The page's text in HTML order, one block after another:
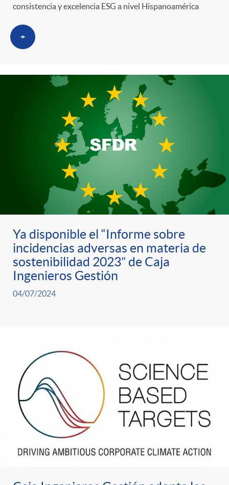
consistencia y excelencia ESG a nivel Hispanoamérica
+
Ya disponible el “Informe sobre
incidencias adversas en materia de
sostenibilidad 2023” de Caja
Ingenieros Gestión
04/07/2024